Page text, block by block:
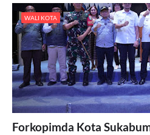
WALI KOTA
Forkopimda Kota